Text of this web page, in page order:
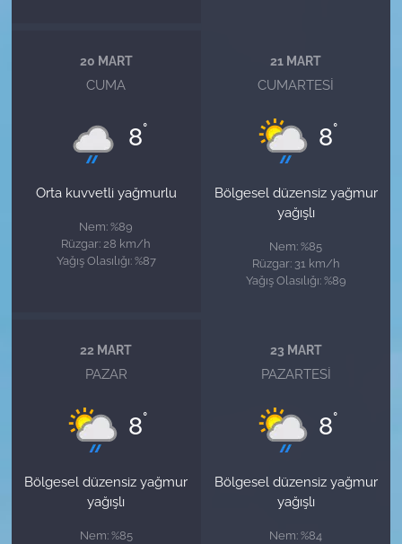
20 MART
CUMA
8°
Orta kuvvetli yağmurlu
Nem: %89
Rüzgar: 28 km/h
Yağış Olasılığı: %87
21 MART
CUMARTESI
8°
Bölgesel düzensiz yağmur
yağışlı
Nem: %85
Rüzgar: 31 km/h
Yağış Olasılığı: %89
22 MART
PAZAR
8°
Bölgesel düzensiz yağmur
yağışlı
Nem: %85
23 MART
PAZARTESI
8°
Bölgesel düzensiz yağmur
yağışlı
Nem: %84